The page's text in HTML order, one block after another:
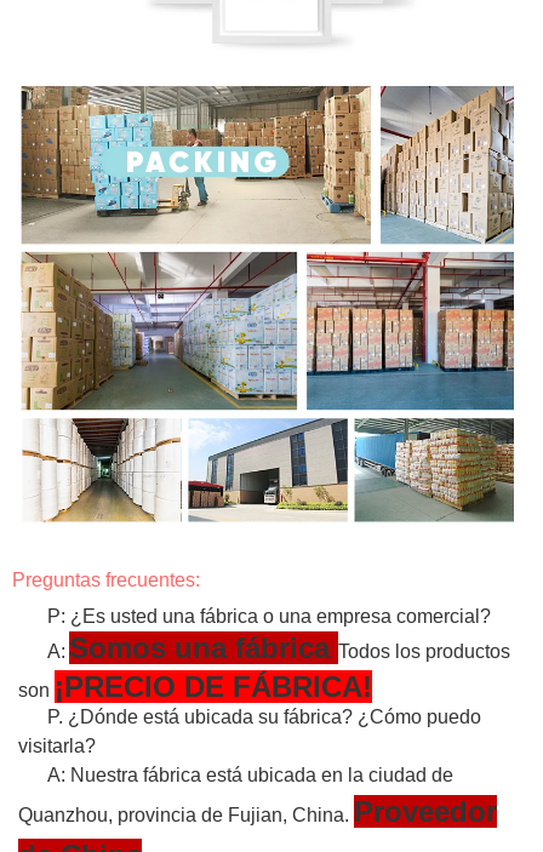
Preguntas frecuentes:
P: ¿Es usted una fábrica o una empresa comercial?
A: Somos una fábrica Todos los productos
son ¡PRECIO DE FÁBRICA!
P. ¿Dónde está ubicada su fábrica? ¿Cómo puedo
visitarla?
A: Nuestra fábrica está ubicada en la ciudad de
Quanzhou, provincia de Fujian, China. Proveedor